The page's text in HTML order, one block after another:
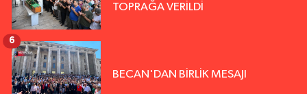
TOPRAĞA VERİLDİ
BECAN'DAN BİRLİK MESAJI
6